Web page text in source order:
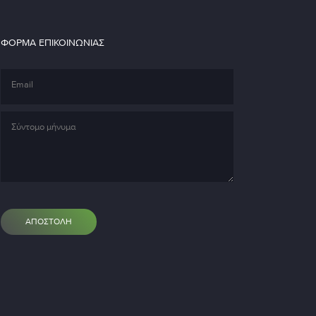
ΦΌΡΜΑ ΕΠΙΚΟΙΝΩΝΊΑΣ